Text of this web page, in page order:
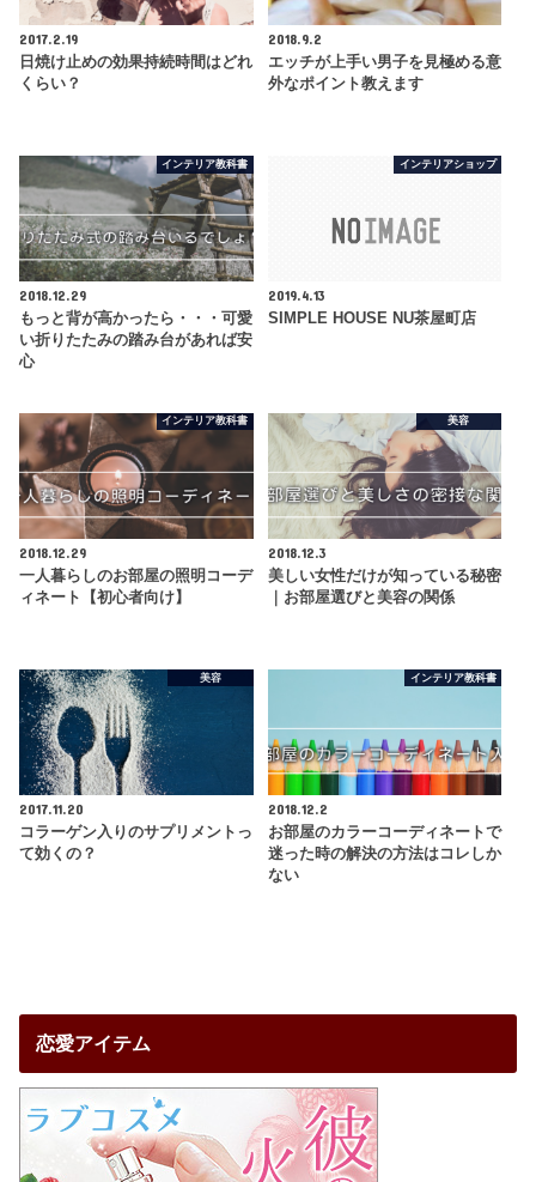
2017.2.19
日焼け止めの効果持続時間はどれ
くらい？
2018.9.2
エッチが上手い男子を見極める意
外なポイント教えます
インテリア教科書
2018.12.29
もっと背が高かったら・・・可愛
い折りたたみの踏み台があれば安
心
インテリアショップ
2019.4.13
SIMPLE HOUSE NU茶屋町店
インテリア教科書
2018.12.29
一人暮らしのお部屋の照明コーデ
ィネート【初心者向け】
美容
2018.12.3
美しい女性だけが知っている秘密
｜お部屋選びと美容の関係
美容
2017.11.20
コラーゲン入りのサプリメントっ
て効くの？
インテリア教科書
2018.12.2
お部屋のカラーコーディネートで
迷った時の解決の方法はコレしか
ない
恋愛アイテム